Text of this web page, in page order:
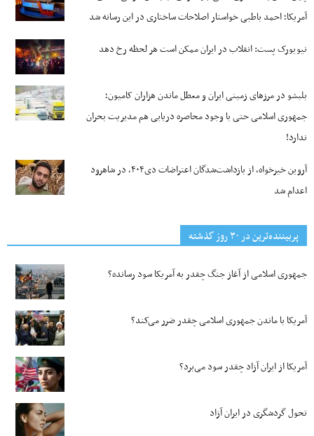
آمریکا؛ احمد باطبی خواستار اصلاحات ساختاری در این رسانه شد
نیویورک پست: انقلاب در ایران ممکن است هر لحظه رخ دهد
بلبشو در مرزهای زمینی ایران و معطل ماندن هزاران کامیون؛
جمهوری اسلامی حتی با وجود محاصره دریایی هم مدیریت بحران
ندارد!
آروین خیرخواه، از بازداشت‌شدگان اعتراضات دی۴۰۴، در شاهرود
اعدام شد
پربیننده‌ترین‌ در ۳۰ روز گذشته
جمهوری اسلامی از آغاز جنگ چقدر به آمریکا سود رسانده؟
آمریکا با ماندن جمهوری اسلامی چقدر ضرر می‌کند؟
آمریکا از ایران آزاد چقدر سود می‌برد؟
تحول گردشگری در ایران آزاد